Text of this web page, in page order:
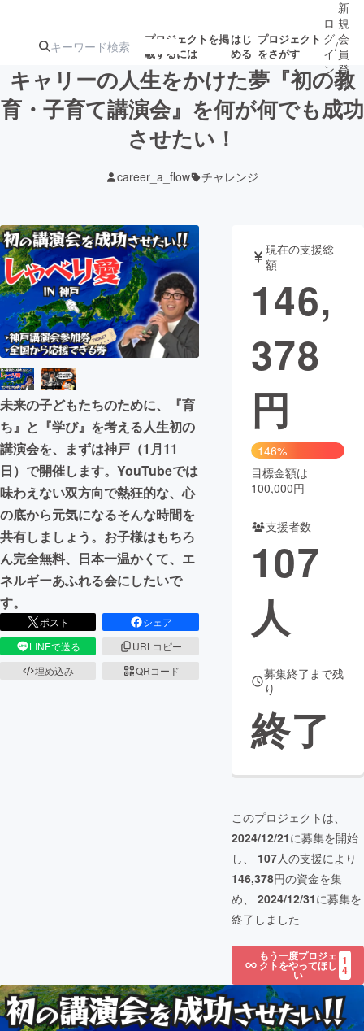
プロジェクトを掲
載するには
はじ
める
プロジェクト
をさがす
注目の新着プロ募集終了が近いプ
テクノロジー・ガジェット
映像・映画 書籍・雑誌
ビジネス・起業 チャレンジ
まちづくり・地域活性化
CAMPFIRE for Social Good
CAMPFIRE Creation
CAMPFIREふるさと納税machi-ya コミュニティ
ロ
グ
イ
ン
/
新
規
会
員
登
録
キャリーの人生をかけた夢『初の教
育・子育て講演会』を何が何でも成功
させたい！
career_a_flow チャレンジ
未来の子どもたちのために、『育
ち』と『学び』を考える人生初の
講演会を、まずは神戸（1月11
日）で開催します。YouTubeでは
味わえない双方向で熱狂的な、心
の底から元気になるそんな時間を
共有しましょう。お子様はもちろ
ん完全無料、日本一温かくて、エ
ネルギーあふれる会にしたいで
す。
ポスト
シェア
LINEで送る
URLコピー
埋め込み
QRコード
現在の支援総
額
146,
378
円
146%
目標金額は
100,000円
支援者数
107
人
募集終了まで残
り
終了
このプロジェクトは、
2024/12/21に募集を開始
し、 107人の支援により
146,378円の資金を集
め、 2024/12/31に募集を
終了しました
もう一度プロジェ
クトをやってほし
い
1
4